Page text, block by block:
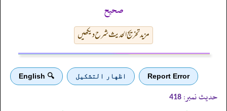
صحیح
مزید تخریج الحدیث شرح دیکھیں
Report Error اظهار التشكيل 🔍 English
حدیث نمبر: 418